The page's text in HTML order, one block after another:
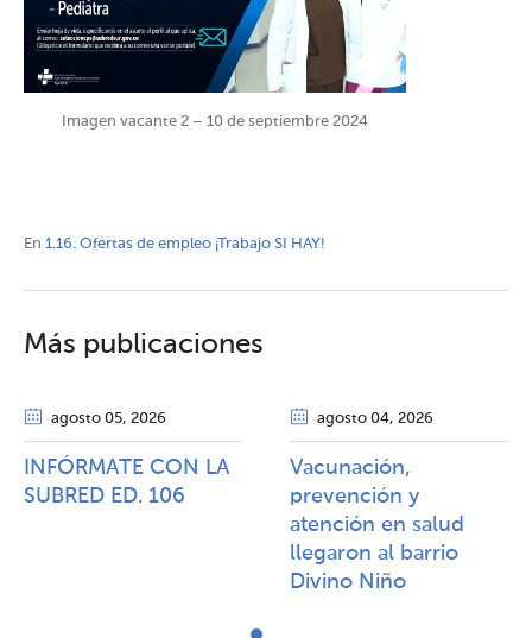
Imagen vacante 2 – 10 de septiembre 2024
En 1.16. Ofertas de empleo ¡Trabajo SI HAY!
Más publicaciones
agosto 05, 2026
INFÓRMATE CON LA
SUBRED ED. 106
agosto 04, 2026
Vacunación,
prevención y
atención en salud
llegaron al barrio
Divino Niño